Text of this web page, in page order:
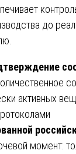
до
активных
момент: